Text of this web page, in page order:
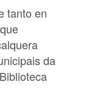
tanto en
da